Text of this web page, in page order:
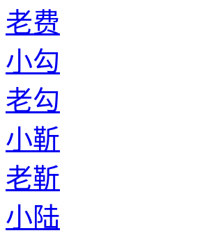
老费
小勾
老勾
小靳
老靳
小陆